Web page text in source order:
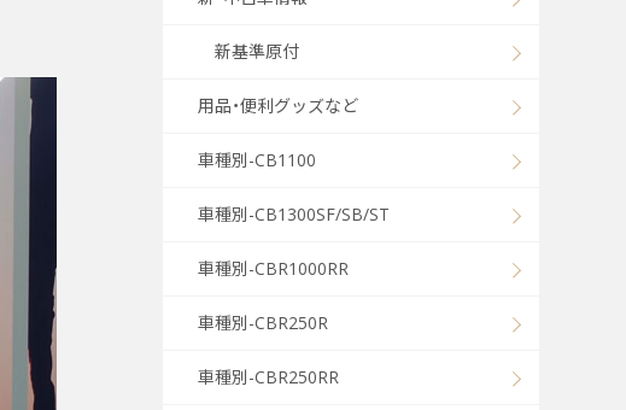
新基準原付
用品・便利グッズなど
車種別-CB1100
車種別-CB1300SF/SB/ST
車種別-CBR1000RR
車種別-CBR250R
車種別-CBR250RR